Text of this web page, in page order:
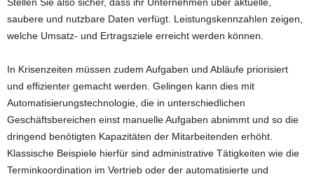
Stellen Sie also sicher, dass ihr Unternehmen über aktuelle,
saubere und nutzbare Daten verfügt. Leistungskennzahlen zeigen,
welche Umsatz- und Ertragsziele erreicht werden können.
In Krisenzeiten müssen zudem Aufgaben und Abläufe priorisiert
und effizienter gemacht werden. Gelingen kann dies mit
Automatisierungstechnologie, die in unterschiedlichen
Geschäftsbereichen einst manuelle Aufgaben abnimmt und so die
dringend benötigten Kapazitäten der Mitarbeitenden erhöht.
Klassische Beispiele hierfür sind administrative Tätigkeiten wie die
Terminkoordination im Vertrieb oder der automatisierte und